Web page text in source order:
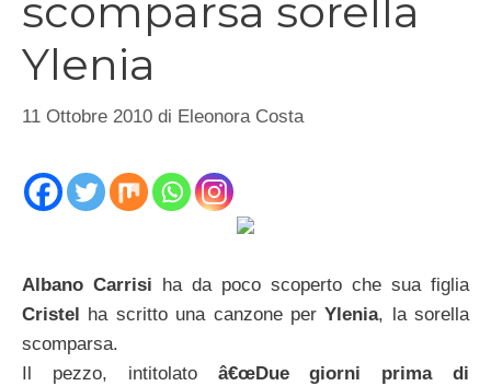
scomparsa sorella
Ylenia
11 Ottobre 2010 di Eleonora Costa
Albano Carrisi
ha da poco scoperto che sua figlia
Cristel
ha scritto una canzone perYlenia, la sorella
scomparsa.
Il pezzo, intitolato â€œDue giorni prima di